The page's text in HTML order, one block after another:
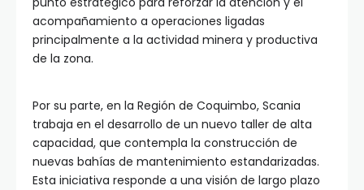
acompañamiento a operaciones ligadas
principalmente a la actividad minera y productiva
de la zona.
Por su parte, en la Región de Coquimbo, Scania
trabaja en el desarrollo de un nuevo taller de alta
capacidad, que contempla la construcción de
nuevas bahías de mantenimiento estandarizadas.
Esta iniciativa responde a una visión de largo plazo